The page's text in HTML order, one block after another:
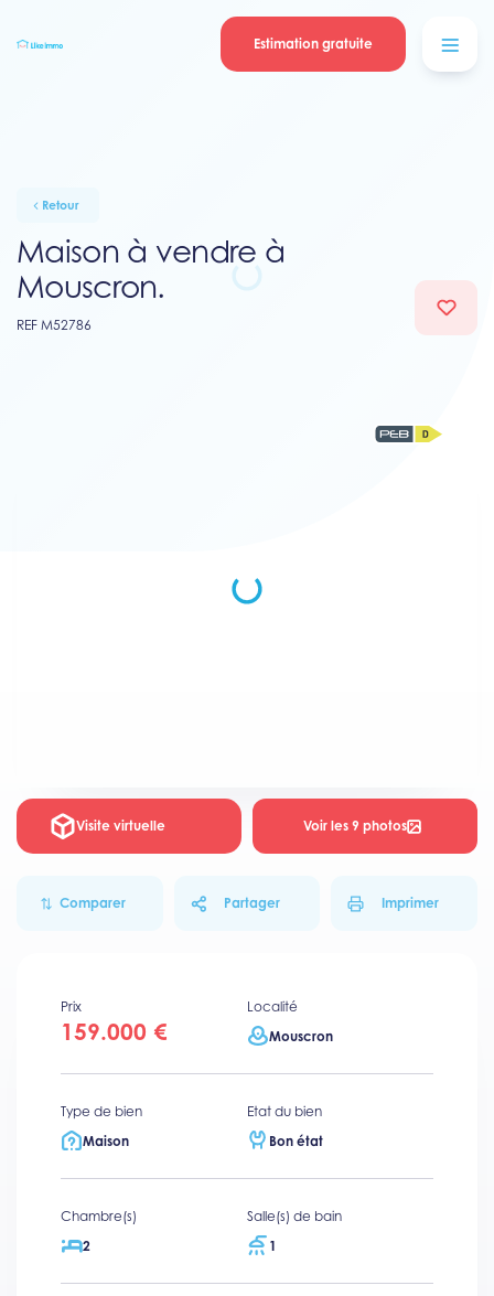
Estimation gratuite
Retour
Maison à vendre à
Mouscron.
REF M52786
Visite virtuelle Voir les 9 photos
Comparer Partager Imprimer
Prix
159.000 €
Localité
Mouscron
Type de bien
Maison
Etat du bien
Bon état
Chambre(s)
2
Salle(s) de bain
1